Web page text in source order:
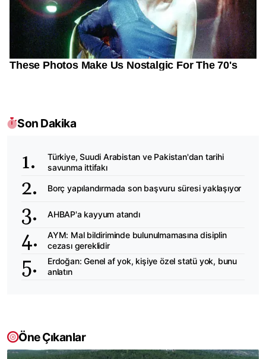
Son Dakika
Türkiye, Suudi Arabistan ve Pakistan'dan tarihi
savunma ittifakı
Borç yapılandırmada son başvuru süresi yaklaşıyor
AHBAP'a kayyum atandı
AYM: Mal bildiriminde bulunulmamasına disiplin
cezası gereklidir
Erdoğan: Genel af yok, kişiye özel statü yok, bunu
anlatın
Öne Çıkanlar